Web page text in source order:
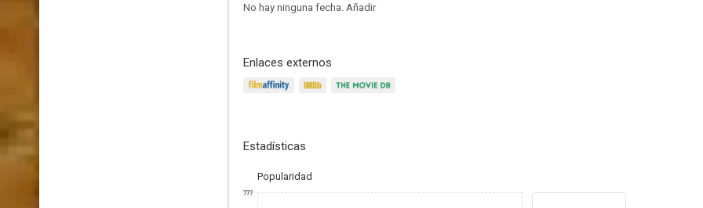
No hay ninguna fecha. Añadir
Enlaces externos
Estadísticas
Popularidad
???